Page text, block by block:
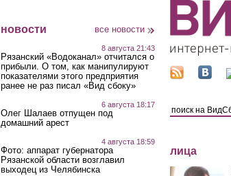
новости все новости
8 августа 21:43
Рязанский «Водоканал» отчитался о
прибыли. О том, как манипулируют
показателями этого предприятия
ранее не раз писал «Вид сбоку»
6 августа 18:17
Олег Шалаев отпущен под
домашний арест
4 августа 18:59
Фото: аппарат губернатора
Рязанской области возглавил
выходец из Челябинска
лица